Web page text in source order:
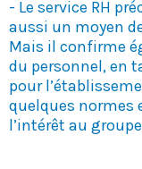
- Le service RH
aussi un moyen
Mais il confirme
du personnel, en
pour
quelques normes
l’intérêt au